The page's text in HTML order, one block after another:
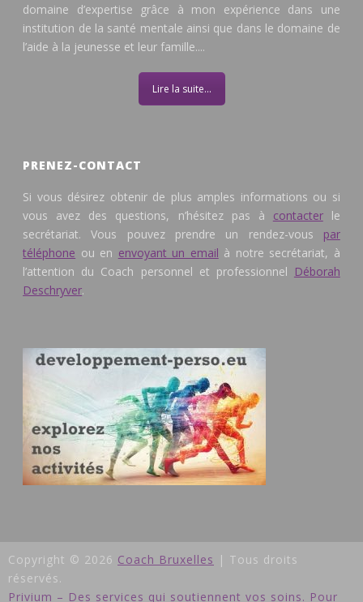
domaine d’expertise grâce à mon expérience dans une
institution de la santé mentale ainsi que dans le domaine de
l’aide à la jeunesse et leur famille....
Lire la suite...
PRENEZ-CONTACT
Si vous désirez obtenir de plus amples informations ou si
vous avez des questions, n’hésitez pas à contacterle
secrétariat. Vous pouvez prendre un rendez-vous par
téléphone ou en envoyant un email à notre secrétariat, à
l’attention du Coach personnel et professionnel Déborah
Deschryver.
Copyright © 2026 Coach Bruxelles | Tous droits
réservés.
Privium – Des services qui soutiennent vos soins. Pour